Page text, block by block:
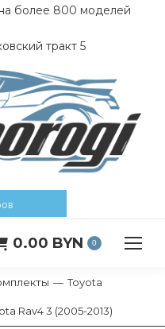
более 800 моделей
тракт 5
0.00 BYN 0
Toyota
Rav4 3 (2005-2013)